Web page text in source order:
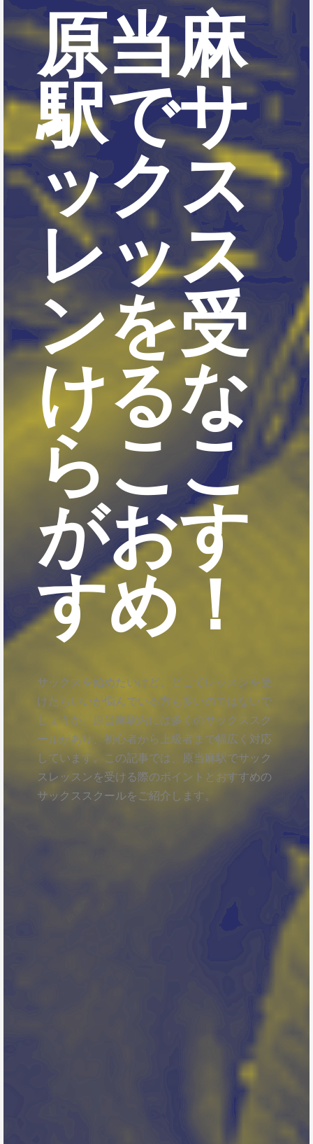
原当麻
駅でサ
ックス
レッス
ンを受
けるな
らここ
がおす
すめ！
サックスを始めたいけど、どこでレッスンを受
けたらいいか悩んでいる方も多いのではないで
しょうか。原当麻駅内には多くのサックススク
ールがあり、初心者から上級者まで幅広く対応
しています。この記事では、原当麻駅でサック
スレッスンを受ける際のポイントとおすすめの
サックススクールをご紹介します。